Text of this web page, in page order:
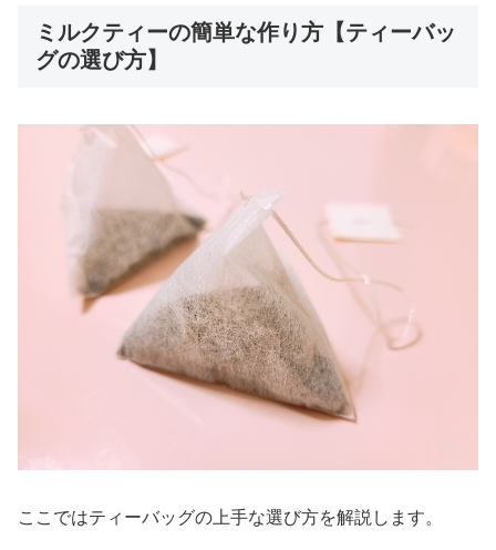
ミルクティーの簡単な作り方【ティーバッ
グの選び方】
ここではティーバッグの上手な選び方を解説します。